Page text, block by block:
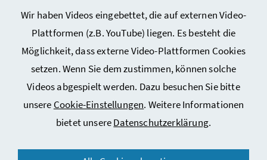
Wir haben Videos eingebettet, die auf externen Video-
Plattformen (z.B. YouTube) liegen. Es besteht die
Möglichkeit, dass externe Video-Plattformen Cookies
setzen. Wenn Sie dem zustimmen, können solche
Videos abgespielt werden. Dazu besuchen Sie bitte
unsere Cookie-Einstellungen. Weitere Informationen
bietet unsereDatenschutzerklärung.
Sitemap
Cookie-Einstellungen